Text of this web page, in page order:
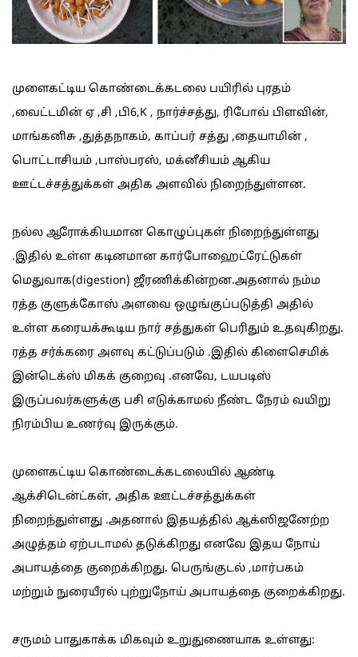
முளைகட்டிய கொண்டைக்கடலை பயிரில் புரதம்
,வைட்டமின் ஏ ,சி ,பி6,K , நார்ச்சத்து, ரிபோவ் பிளவின்,
மாங்கனிசு ,துத்தநாகம், காப்பர் சத்து ,தையாமின் ,
பொட்டாசியம் ,பாஸ்பரஸ், மக்னீசியம் ஆகிய
ஊட்டச்சத்துக்கள் அதிக அளவில் நிறைந்துள்ளன.
நல்ல ஆரோக்கியமான கொழுப்புகள் நிறைந்துள்ளது
.இதில் உள்ள கடினமான கார்போஹைட்ரேட்டுகள்
மெதுவாக(digestion) ஜீரணிக்கின்றன.அதனால் நம்ம
ரத்த குளுக்கோஸ் அளவை ஒழுங்குப்படுத்தி அதில்
உள்ள கரையக்கூடிய நார் சத்துகள் பெரிதும் உதவுகிறது.
ரத்த சர்க்கரை அளவு கட்டுப்படும் .இதில் கிளைசெமிக்
இன்டெக்ஸ் மிகக் குறைவு .எனவே, டயபடிஸ்
இருப்பவர்களுக்கு பசி எடுக்காமல் நீண்ட நேரம் வயிறு
நிரம்பிய உணர்வு இருக்கும்.
முளைகட்டிய கொண்டைக்கடலையில் ஆண்டி
ஆக்சிடென்ட்கள், அதிக ஊட்டச்சத்துக்கள்
நிறைந்துள்ளது .அதனால் இதயத்தில் ஆக்ஸிஜனேற்ற
அழுத்தம் ஏற்படாமல் தடுக்கிறது எனவே இதய நோய்
அபாயத்தை குறைக்கிறது. பெருங்குடல் ,மார்பகம்
மற்றும் நுரையீரல் புற்றுநோய் அபாயத்தை குறைக்கிறது.
சருமம் பாதுகாக்க மிகவும் உறுதுணையாக உள்ளது: